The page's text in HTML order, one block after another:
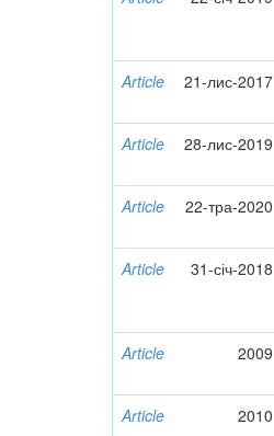
Article
21-лис-2017
Article
28-лис-2019
Article
22-тра-2020
Article
31-січ-2018
Article 2009
Article 2010